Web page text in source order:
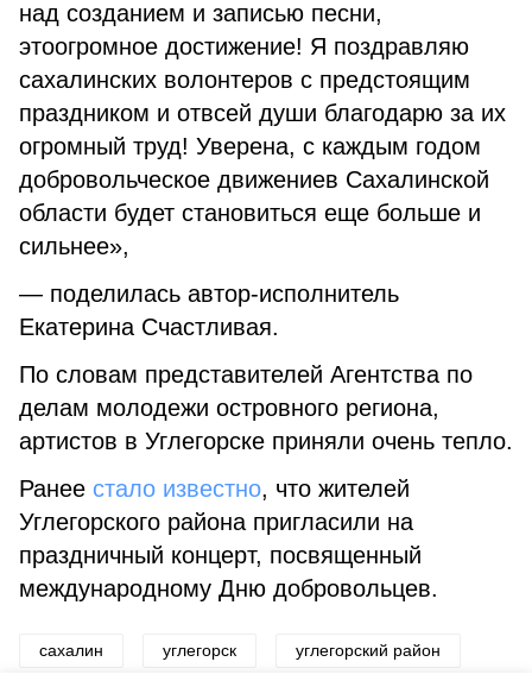
над созданием и записью песни,
этоогромное достижение! Я поздравляю
сахалинских волонтеров с предстоящим
праздником и отвсей души благодарю за их
огромный труд! Уверена, с каждым годом
добровольческое движениев Сахалинской
области будет становиться еще больше и
сильнее»,
— поделилась автор-исполнитель
Екатерина Счастливая.
По словам представителей Агентства по
делам молодежи островного региона,
артистов в Углегорске приняли очень тепло.
Ранее стало известно, что жителей
Углегорского района пригласили на
праздничный концерт, посвященный
международному Дню добровольцев.
сахалин углегорск углегорский район